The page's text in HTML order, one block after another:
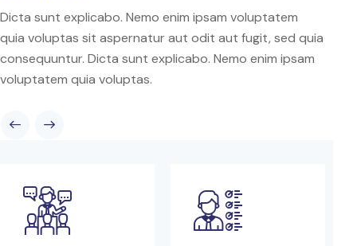
Dicta sunt explicabo. Nemo enim ipsam voluptatem
quia voluptas sit aspernatur aut odit aut fugit, sed quia
consequuntur. Dicta sunt explicabo. Nemo enim ipsam
voluptatem quia voluptas.